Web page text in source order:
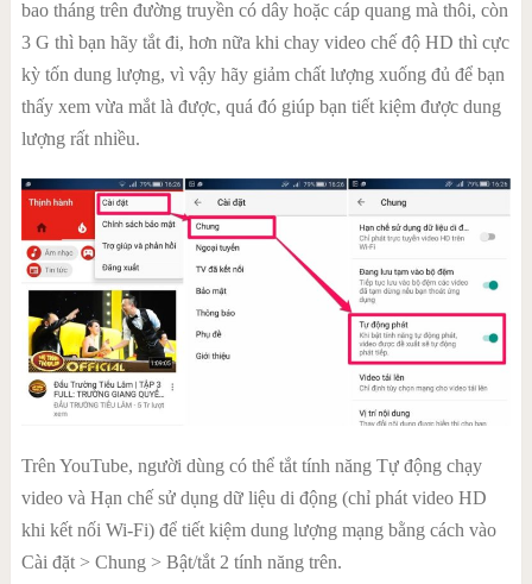
bao tháng trên đường truyền có dây hoặc cáp quang mà thôi, còn
3 G thì bạn hãy tắt đi, hơn nữa khi chay video chế độ HD thì cực
kỳ tốn dung lượng, vì vậy hãy giảm chất lượng xuống đủ để bạn
thấy xem vừa mắt là được, quá đó giúp bạn tiết kiệm được dung
lượng rất nhiều.
Trên YouTube, người dùng có thể tắt tính năng Tự động chạy
video và Hạn chế sử dụng dữ liệu di động (chỉ phát video HD
khi kết nối Wi-Fi) để tiết kiệm dung lượng mạng bằng cách vào
Cài đặt > Chung > Bật/tắt 2 tính năng trên.